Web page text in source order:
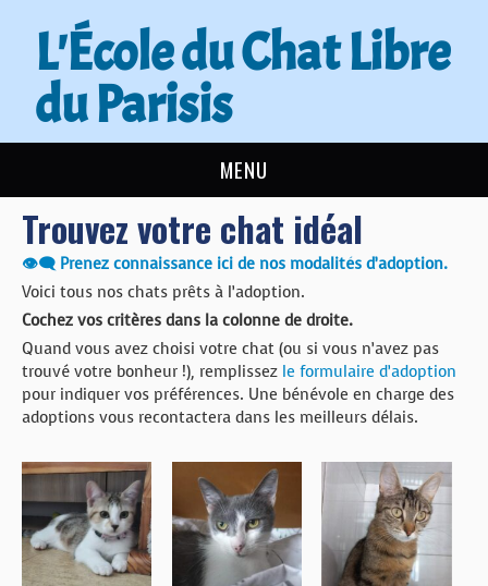
L'École du Chat Libre
du Parisis
MENU
L’ÉCOLE DU CHAT
ACTUALITÉS
ADOPTER
NOUS AIDER
BOUTIQUE
FORUM
Trouvez votre chat idéal
👁‍🗨 Prenez connaissance ici de nos modalités d’adoption.
Voici tous nos chats prêts à l’adoption.
Cochez vos critères dans la colonne de droite.
Quand vous avez choisi votre chat (ou si vous n’avez pas
trouvé votre bonheur !), remplissez le formulaire d’adoption
pour indiquer vos préférences. Une bénévole en charge des
adoptions vous recontactera dans les meilleurs délais.